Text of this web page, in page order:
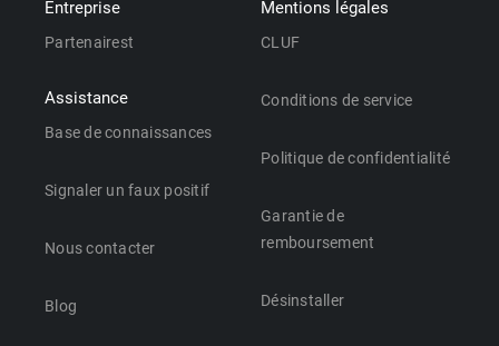
Entreprise
Partenairest
Assistance
Base de connaissances
Signaler un faux positif
Nous contacter
Blog
Mentions légales
CLUF
Conditions de service
Politique de confidentialité
Garantie de
remboursement
Désinstaller